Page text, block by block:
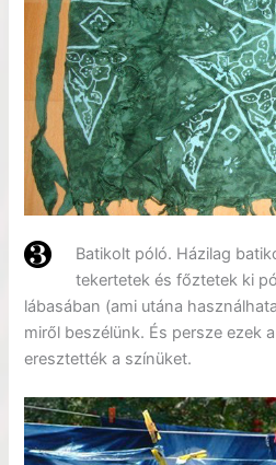
Batikolt póló. Házilag
tekertetek és főztetek ki
lábasában (ami utána
miről beszélünk. És persze ezek
eresztették a színüket.